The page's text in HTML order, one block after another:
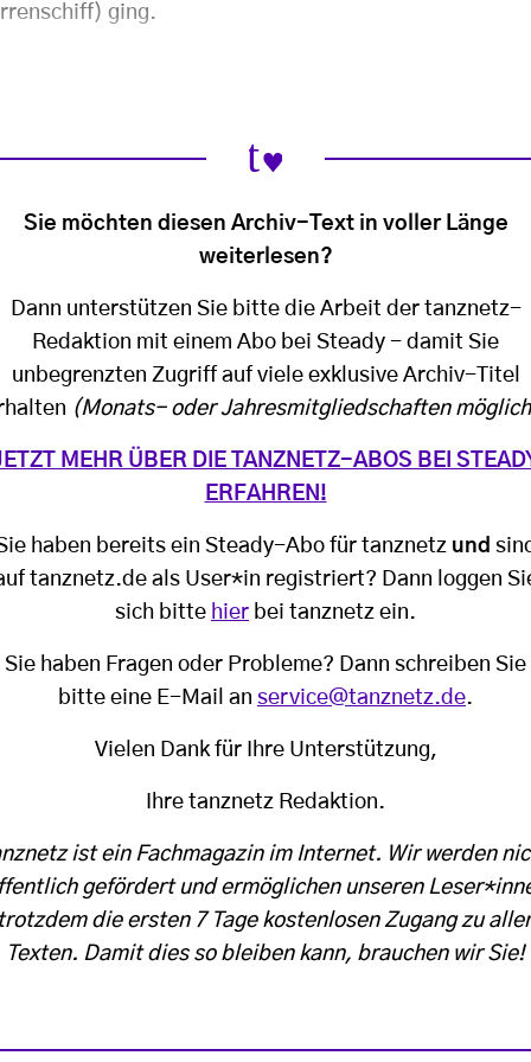
ging.
Sie möchten diesen Archiv-Text in voller Länge
weiterlesen?
Dann unterstützen Sie bitte die Arbeit der tanznetz-
Redaktion mit einem Abo bei Steady - damit Sie
unbegrenzten Zugriff auf viele exklusive Archiv-Titel
(Monats- oder Jahresmitgliedschaften
MEHR ÜBER DIE TANZNETZ-ABOS BEI
ERFAHREN!
haben bereits ein Steady-Abo für tanznetz und
tanznetz.de als User*in registriert? Dann loggen
sich bitte hier bei tanznetz ein.
Sie haben Fragen oder Probleme? Dann schreiben Sie
bitte eine E-Mail an service@tanznetz.de.
Vielen Dank für Ihre Unterstützung,
Ihre tanznetz Redaktion.
ist ein Fachmagazin im Internet. Wir werden
gefördert und ermöglichen unseren
die ersten 7 Tage kostenlosen Zugang zu
Texten. Damit dies so bleiben kann, brauchen wir Sie!